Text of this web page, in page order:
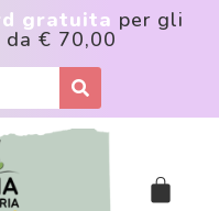
gratuita per gli
€ 70,00